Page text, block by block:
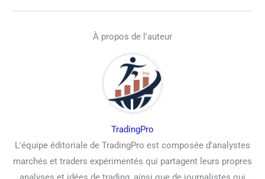
À propos de l'auteur
TradingPro
L'équipe éditoriale de TradingPro est composée d'analystes
marchés et traders expérimentés qui partagent leurs propres